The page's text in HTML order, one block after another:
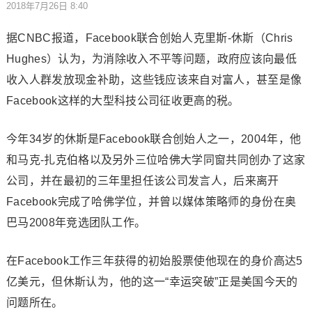
2018年7月26日 8:40
据CNBC报道，Facebook联合创始人克里斯-休斯（Chris
Hughes）认为，为消除收入不平等问题，政府应该向最低
收入人群发放现金补助，这些钱应该来自对富人，甚至是像
Facebook这样的大型科技公司征收更高的税。
今年34岁的休斯是Facebook联合创始人之一，2004年，他
和马克-扎克伯格以及另外三位哈佛大学同窗共同创办了这家
公司，并在最初的三年里担任该公司发言人，后来离开
Facebook完成了哈佛学位，并曾以媒体策略师的身份在奥
巴马2008年竞选团队工作。
在Facebook工作三年获得的初始股票使他现在的身价高达5
亿美元，但休斯认为，他的这一“幸运突破”正是美国今天的
问题所在。